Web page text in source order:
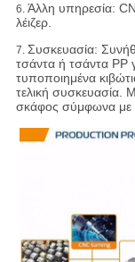
6. Άλλη υπηρεσία:
λέιζερ.
7. Συσκευασία:
τσάντα ή τσάντα PP
τυποποιημένα
τελική συσκευασία.
σκάφος σύμφωνα με